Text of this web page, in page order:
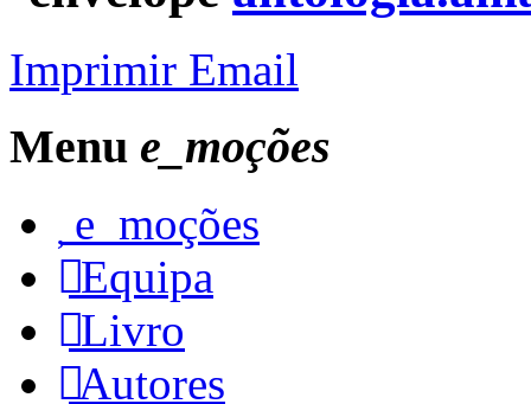
Imprimir Email
Menu e_moções
e_moções
Equipa
Livro
Autores